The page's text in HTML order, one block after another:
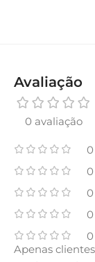
Avaliação
0 avaliação
0
0
0
0
0
Apenas